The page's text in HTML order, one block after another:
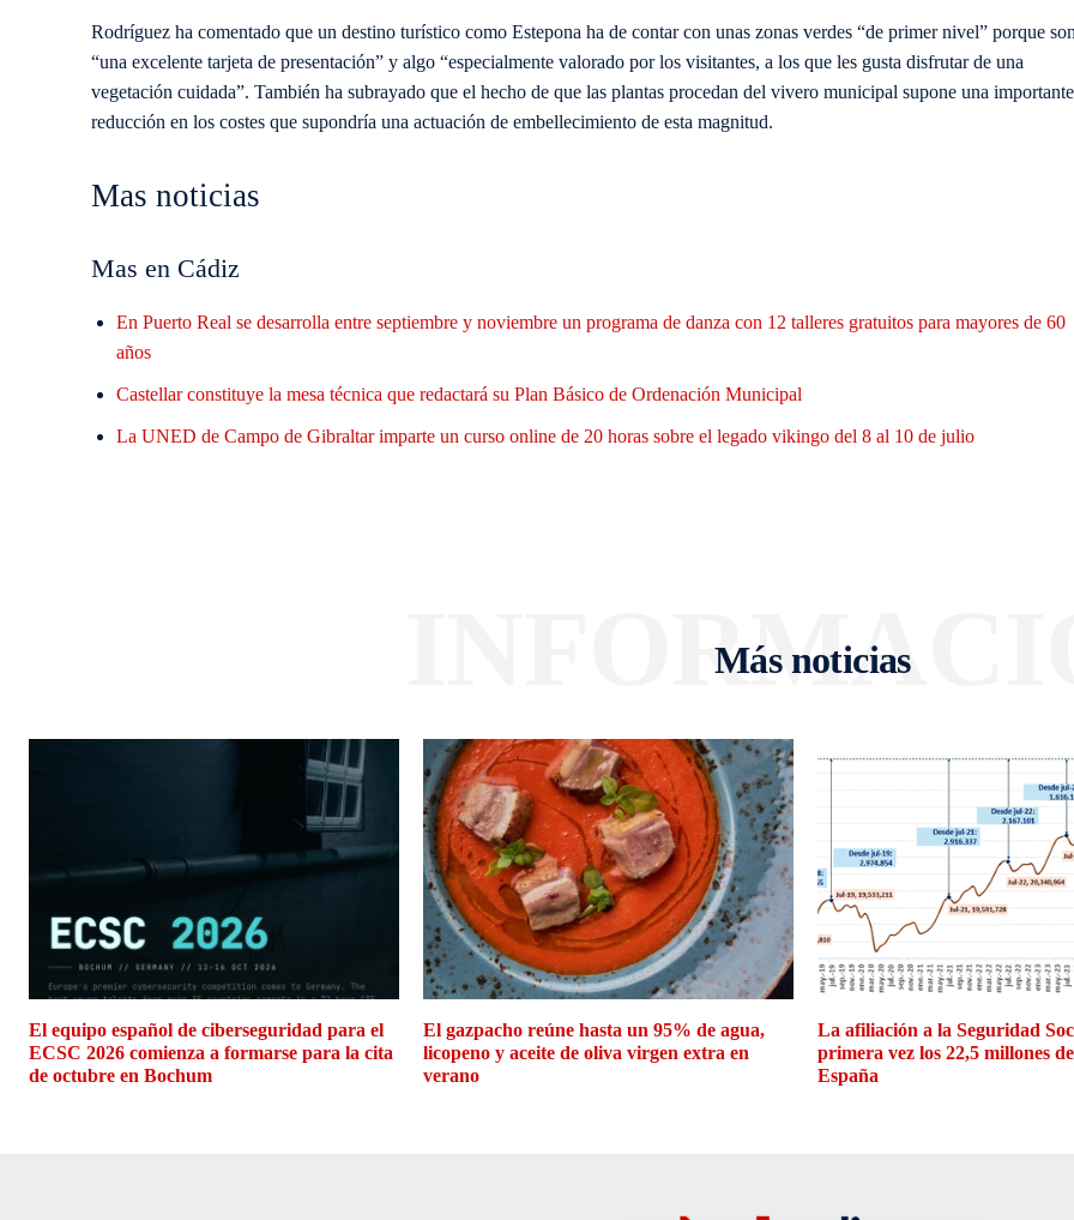
Rodríguez ha comentado que un destino turístico como Estepona ha de contar con unas zonas verdes “de primer nivel” porque
“una excelente tarjeta de presentación” y algo “especialmente valorado por los visitantes, a los que les gusta disfrutar de una
vegetación cuidada”. También ha subrayado que el hecho de que las plantas procedan del vivero municipal supone una importante
reducción en los costes que supondría una actuación de embellecimiento de esta magnitud.
Mas noticias
Mas en Cádiz
En Puerto Real se desarrolla entre septiembre y noviembre un programa de danza con 12 talleres gratuitos para mayores de 60
años
Castellar constituye la mesa técnica que redactará su Plan Básico de Ordenación Municipal
La UNED de Campo de Gibraltar imparte un curso online de 20 horas sobre el legado vikingo del 8 al 10 de julio
Más noticias
El equipo español de ciberseguridad para el
ECSC 2026 comienza a formarse para la cita
de octubre en Bochum
El gazpacho reúne hasta un 95% de agua,
licopeno y aceite de oliva virgen extra en
verano
La afiliación a la Seguridad
primera vez los 22,5 millones
España